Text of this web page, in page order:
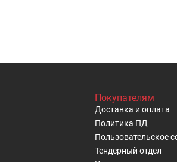
Покупателям
Доставка и оплата
Политика ПД
Пользовательское
Тендерный отдел